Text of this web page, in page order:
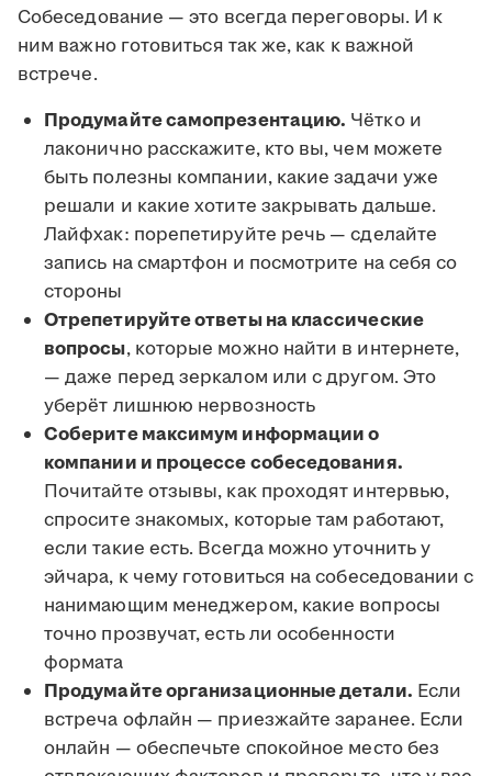
Собеседование — это всегда переговоры. И к
ним важно готовиться так же, как к важной
встрече.
Продумайте самопрезентацию. Чётко и
лаконично расскажите, кто вы, чем можете
быть полезны компании, какие задачи уже
решали и какие хотите закрывать дальше.
Лайфхак: порепетируйте речь — сделайте
запись на смартфон и посмотрите на себя со
стороны
Отрепетируйте ответы на классические
вопросы, которые можно найти в интернете,
— даже перед зеркалом или с другом. Это
уберёт лишнюю нервозность
Соберите максимум информации о
компании и процессе собеседования.
Почитайте отзывы, как проходят интервью,
спросите знакомых, которые там работают,
если такие есть. Всегда можно уточнить у
эйчара, к чему готовиться на собеседовании с
нанимающим менеджером, какие вопросы
точно прозвучат, есть ли особенности
формата
Продумайте организационные детали. Если
встреча офлайн — приезжайте заранее. Если
онлайн — обеспечьте спокойное место без